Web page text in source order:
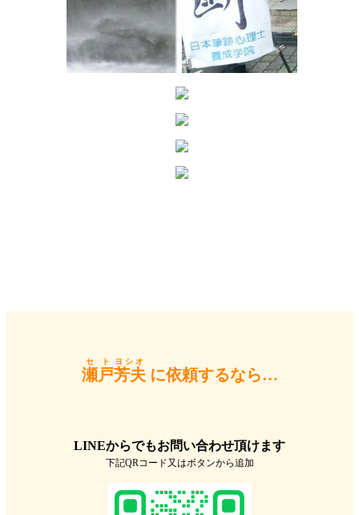
瀬戸
セト
芳夫
ヨシオ
に依頼するなら…
LINEからでもお問い合わせ頂けます
下記QRコード又はボタンから追加